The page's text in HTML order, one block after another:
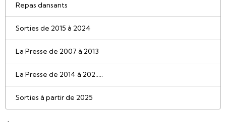
Repas dansants
Sorties de 2015 à 2024
La Presse de 2007 à 2013
La Presse de 2014 à 202.....
Sorties à partir de 2025